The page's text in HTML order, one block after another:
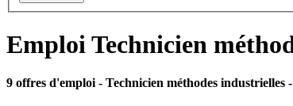
Emploi Technicien
9 offres d'emploi - Technicien méthodes industrielles